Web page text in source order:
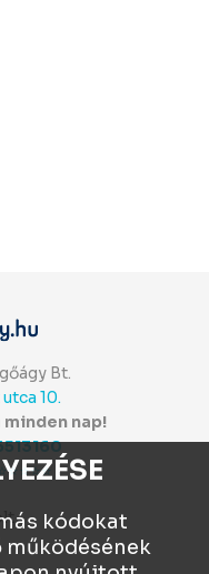
Bt.
10.
nap!
kódokat
működésének